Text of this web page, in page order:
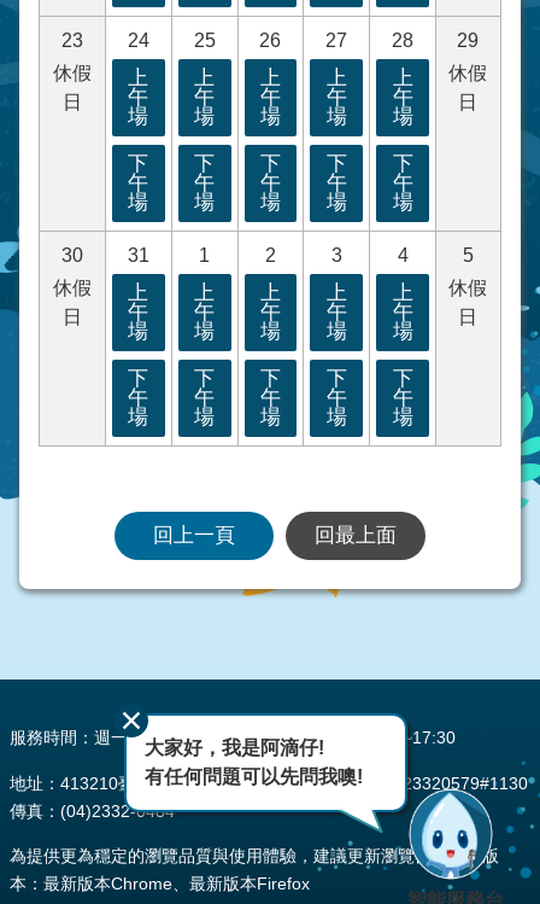
23
休假
日
24
上
午
場
下
午
場
25
上
午
場
下
午
場
26
上
午
場
下
午
場
27
上
午
場
下
午
場
28
上
午
場
下
午
場
29
休假
日
30
休假
日
31
上
午
場
下
午
場
1
上
午
場
下
午
場
2
上
午
場
下
午
場
3
上
午
場
下
午
場
4
上
午
場
下
午
場
5
休假
日
回上一頁 回最上面
服務時間：週一至週五 AM08:00~12:00 PM13:30~17:30
地址：413210臺中市霧峰區峰堤路195號 電話：(04)23320579#1130
傳真：(04)2332-0484
為提供更為穩定的瀏覽品質與使用體驗，建議更新瀏覽器至以下版
本：最新版本Chrome、最新版本Firefox
大家好，我是阿滴仔!
有任何問題可以先問我噢!
智能服務台